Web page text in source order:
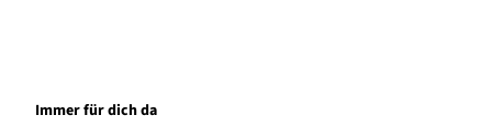
Immer für dich da